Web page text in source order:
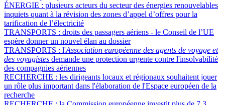
ÉNERGIE : plusieurs acteurs du secteur des énergies renouvelables
inquiets quant à la révision des zones d’appel d’offres pour la
tarification de l’électricité
TRANSPORTS : droits des passagers aériens - le Conseil de l’UE
espère donner un nouvel élan au dossier
TRANSPORTS : l'Association européenne des agents de voyage et
des voyagistes demande une protection urgente contre l'insolvabilité
des compagnies aériennes
RECHERCHE : les dirigeants locaux et régionaux souhaitent jouer
un rôle plus important dans l'élaboration de l'Espace européen de la
recherche